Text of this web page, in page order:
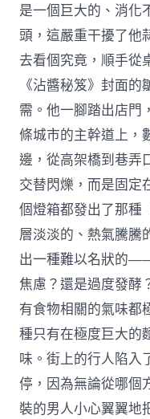
是一個巨大的、消化
頭，這嚴重干擾了他
去看個究竟，順手從
《沾醬秘笈》封面
需。他一腳踏出店門
條城市的主幹道上，
邊，從高架橋到巷弄
交替閃爍，而是固定
個燈箱都發出了那種
層淡淡的、熱氣騰騰
出一種難以名狀的
焦慮？還是過度發酵
有食物相關的氣味都
種只有在極度巨大的
味。街上的行人陷入
停，因為無論從哪個
裝的男人小心翼翼地